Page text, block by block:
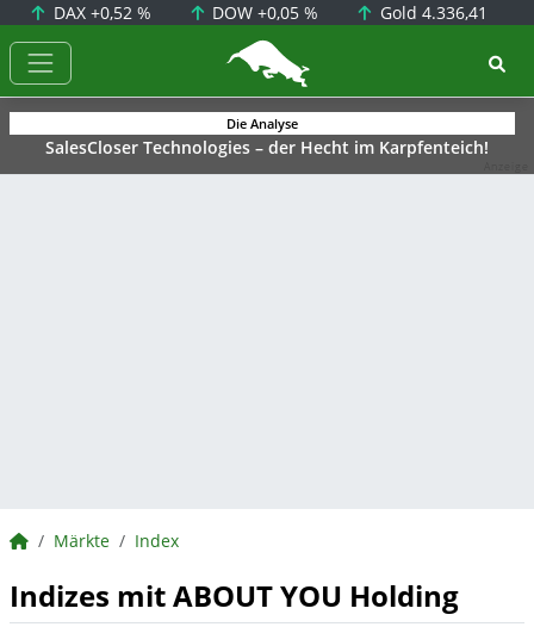
DAX +0,52 % DOW+0,05 % Gold 4.336,41
BörsenNEWS.de
Die Analyse
SalesCloser Technologies – der Hecht im Karpfenteich!
BörsenNEWS.de
Märkte Index
Indizes mit ABOUT YOU Holding